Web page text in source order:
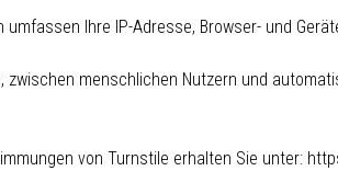
Ihre IP-Adresse, Browser- und
menschlichen Nutzern und
von Turnstile erhalten Sie unter: